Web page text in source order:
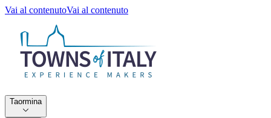
Vai al contenutoVai al contenuto
Taormina